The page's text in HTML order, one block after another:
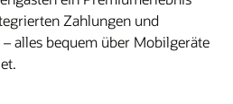
Zahlungen und
alles bequem über Mobilgeräte